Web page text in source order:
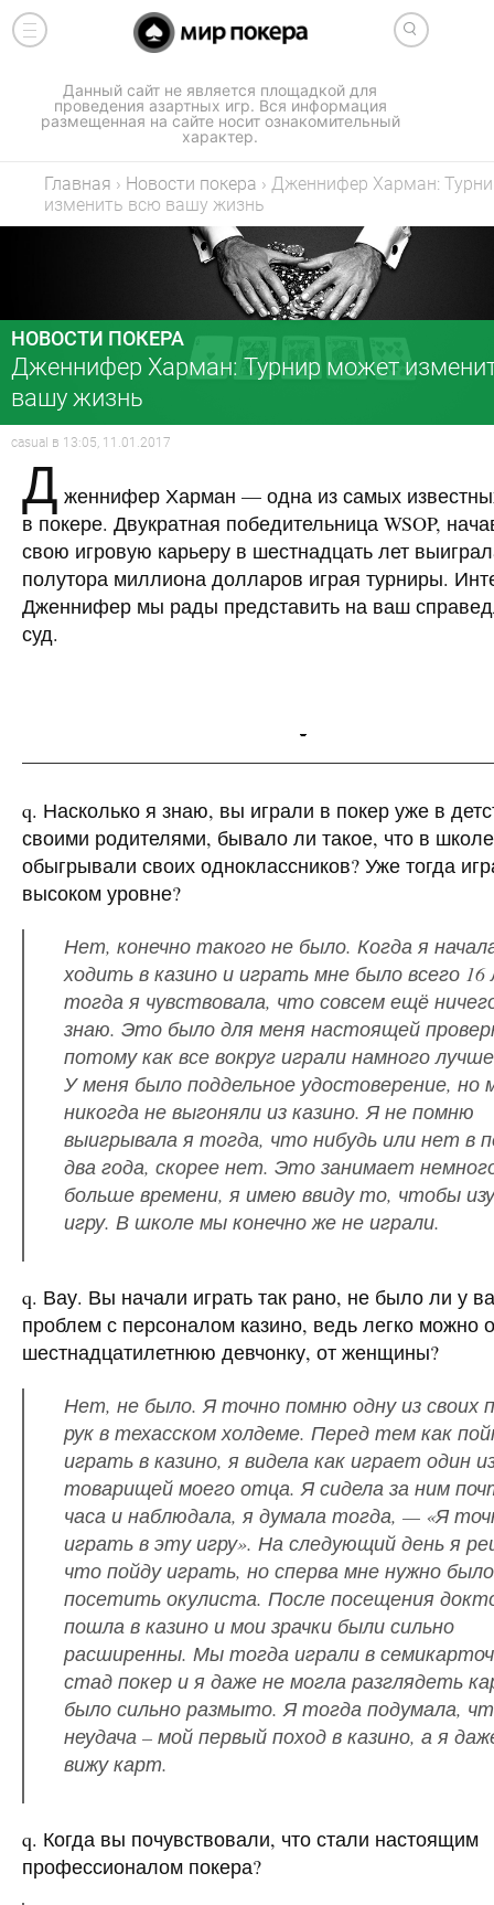
Данный сайт не является площадкой для
проведения азартных игр. Вся информация
размещенная на сайте носит ознакомительный
характер.
Главная › Новости покера › Дженнифер Харман:
изменить всю вашу жизнь
НОВОСТИ ПОКЕРА
Дженнифер Харман: Турнир может
вашу жизнь
casual в 13:05, 11.01.2017
Д женнифер Харман — одна из самых
в покере. Двукратная победительница WSOP,
свою игровую карьеру в шестнадцать лет
полутора миллиона долларов играя турниры.
Дженнифер мы рады представить на ваш
суд.
-
q. Насколько я знаю, вы играли в покер уже в
своими родителями, бывало ли такое, что в
обыгрывали своих одноклассников? Уже тогда
высоком уровне?
Нет, конечно такого не было. Когда я
ходить в казино и играть мне было всего
тогда я чувствовала, что совсем ещё
знаю. Это было для меня настоящей
потому как все вокруг играли намного
У меня было поддельное удостоверение, но
никогда не выгоняли из казино. Я не помню
выигрывала я тогда, что нибудь или нет в
два года, скорее нет. Это занимает
больше времени, я имею ввиду то, чтобы
игру. В школе мы конечно же не играли.
q. Вау. Вы начали играть так рано, не было ли у
проблем с персоналом казино, ведь легко можно
шестнадцатилетнюю девчонку, от женщины?
Нет, не было. Я точно помню одну из своих
рук в техасском холдеме. Перед тем как
играть в казино, я видела как играет один
товарищей моего отца. Я сидела за ним
часа и наблюдала, я думала тогда, — «Я
играть в эту игру». На следующий день я
что пойду играть, но сперва мне нужно было
посетить окулиста. После посещения
пошла в казино и мои зрачки были сильно
расширенны. Мы тогда играли в
стад покер и я даже не могла разглядеть
было сильно размыто. Я тогда подумала,
неудача – мой первый поход в казино, а я
вижу карт.
q. Когда вы почувствовали, что стали настоящим
профессионалом покера?